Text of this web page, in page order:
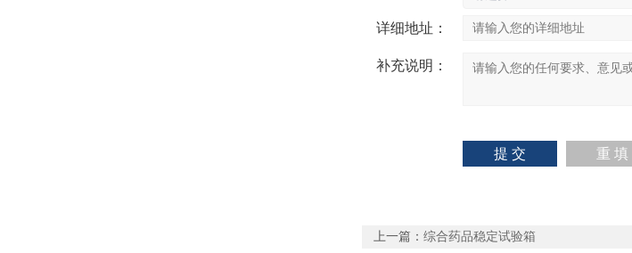
详细地址：
补充说明：
上一篇： 综合药品稳定试验箱